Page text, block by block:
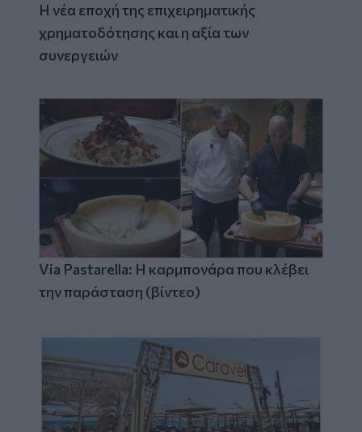
Η νέα εποχή της επιχειρηματικής
χρηματοδότησης και η αξία των
συνεργειών
Via Pastarella: Η καρμπονάρα που κλέβει
την παράσταση (βίντεο)